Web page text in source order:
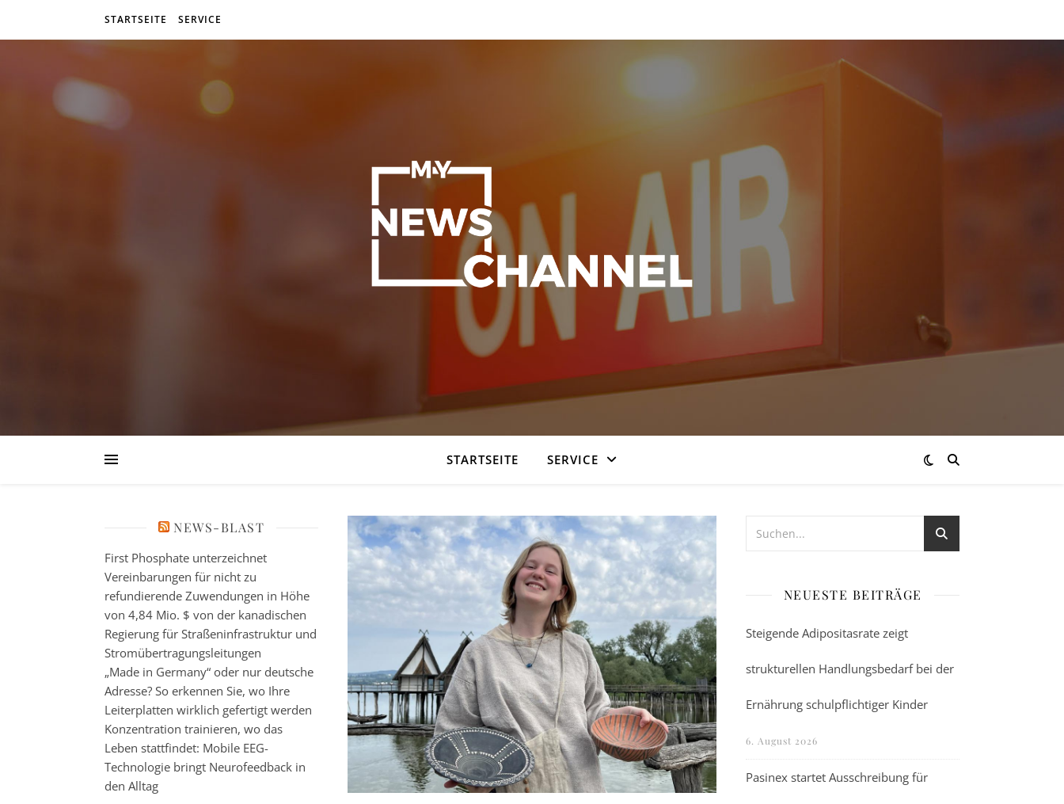
STARTSEITE SERVICE
STARTSEITE SERVICE
NEWS-BLAST
First Phosphate unterzeichnet
Vereinbarungen für nicht zu
refundierende Zuwendungen in Höhe
von 4,84 Mio. $ von der kanadischen
Regierung für Straßeninfrastruktur und
Stromübertragungsleitungen
„Made in Germany“ oder nur deutsche
Adresse? So erkennen Sie, wo Ihre
Leiterplatten wirklich gefertigt werden
Konzentration trainieren, wo das
Leben stattfindet: Mobile EEG-
Technologie bringt Neurofeedback in
den Alltag
NEUESTE BEITRÄGE
Steigende Adipositasrate zeigt
strukturellen Handlungsbedarf bei der
Ernährung schulpflichtiger Kinder
6. August 2026
Pasinex startet Ausschreibung für